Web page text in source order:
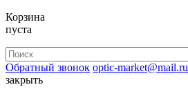
Корзина
пуста
Обратный звонок optic-market@mail.ru
закрыть